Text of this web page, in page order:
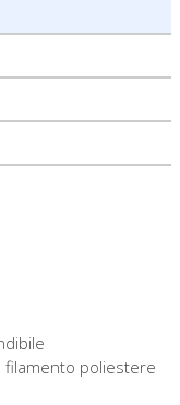
filamento poliestere